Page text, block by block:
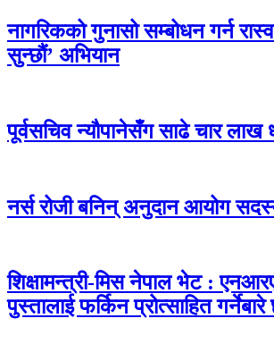
नागरिकको गुनासो सम्बोधन गर्न
सुन्छौं’ अभियान
पूर्वसचिव न्यौपानेसँग साढे चार लाख
नर्स रोजी बनिन् अनुदान आयोग
शिक्षामन्त्री-मिस नेपाल भेट :
पुस्तालाई फर्किन प्रोत्साहित